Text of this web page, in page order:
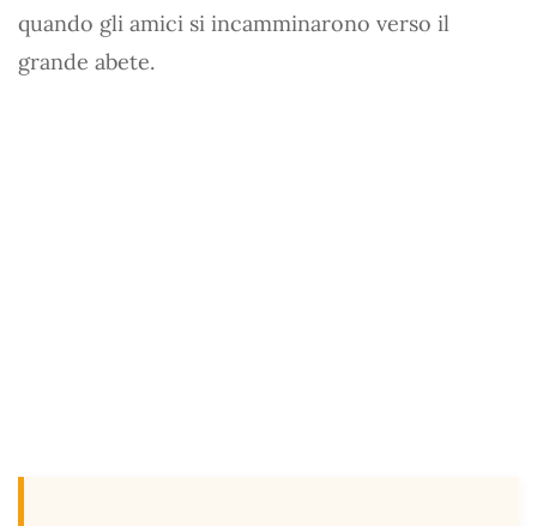
quando gli amici si incamminarono verso il
grande abete.